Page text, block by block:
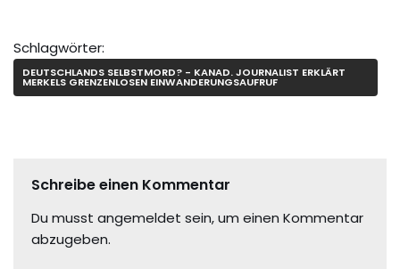
Schlagwörter:
DEUTSCHLANDS SELBSTMORD? - KANAD. JOURNALIST ERKLÄRT
MERKELS GRENZENLOSEN EINWANDERUNGSAUFRUF
Schreibe einen Kommentar
Du musst angemeldet sein, um einen Kommentar
abzugeben.